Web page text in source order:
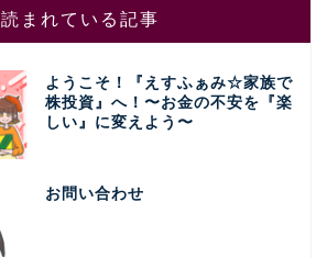
読まれている記事
ようこそ！『えすふぁみ☆家族で
株投資』へ！〜お金の不安を『楽
しい』に変えよう〜
お問い合わせ